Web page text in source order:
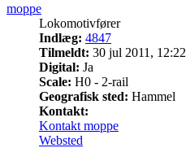
moppe
Lokomotivfører
Indlæg: 4847
Tilmeldt: 30 jul 2011, 12:22
Digital: Ja
Scale: H0 - 2-rail
Geografisk sted: Hammel
Kontakt:
Kontakt moppe
Websted